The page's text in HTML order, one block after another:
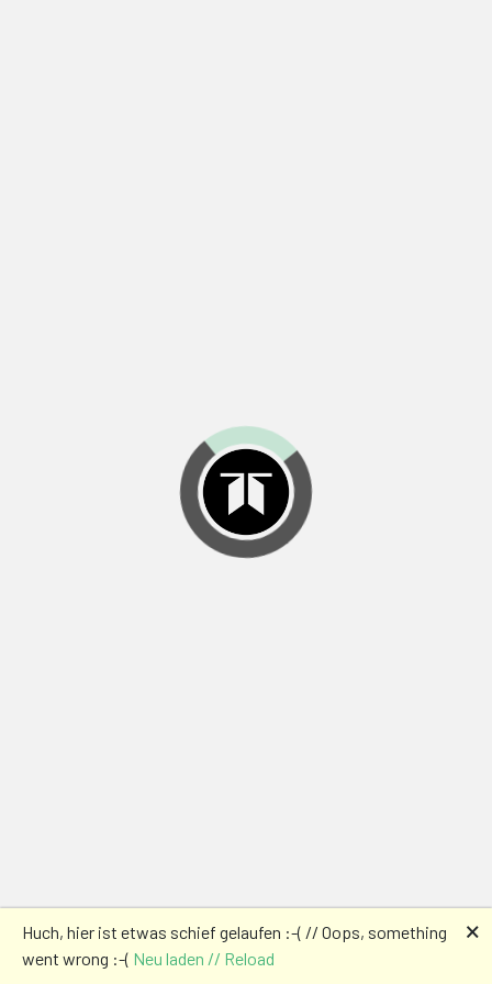
Huch, hier ist etwas schief gelaufen :-( // Oops, something
went wrong :-( Neu laden // Reload
🗙